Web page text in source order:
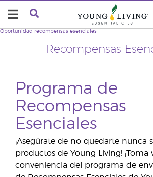
Recompensas
Oportunidad recompensas esenciales
Programa de
Recompensas
Esenciales
¡Asegúrate de no quedarte nunca
productos de Young Living! ¡Toma
conveniencia del programa de